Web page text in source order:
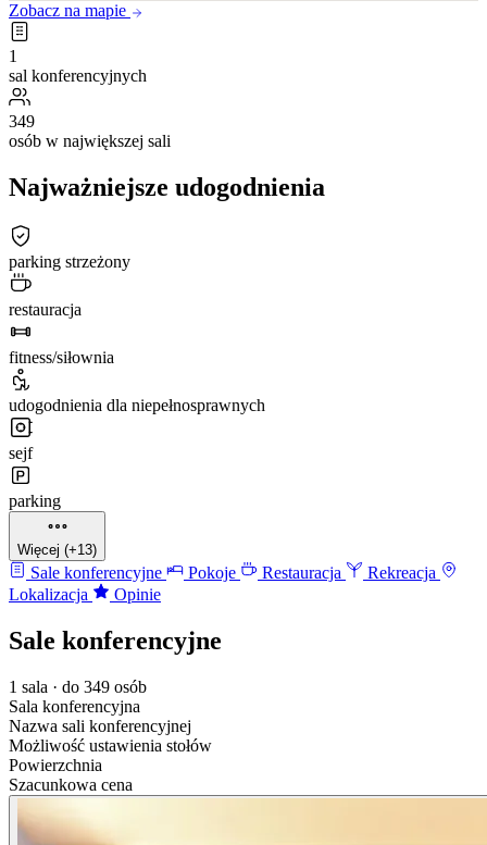
Zobacz na mapie
1
sal konferencyjnych
349
osób w największej sali
Najważniejsze udogodnienia
parking strzeżony
restauracja
fitness/siłownia
udogodnienia dla niepełnosprawnych
sejf
parking
Więcej (+13)
Sale konferencyjne Pokoje Restauracja
Rekreacja
Lokalizacja
Opinie
Sale konferencyjne
1 sala · do 349 osób
Sala konferencyjna
Nazwa sali konferencyjnej
Możliwość ustawienia stołów
Powierzchnia
Szacunkowa cena